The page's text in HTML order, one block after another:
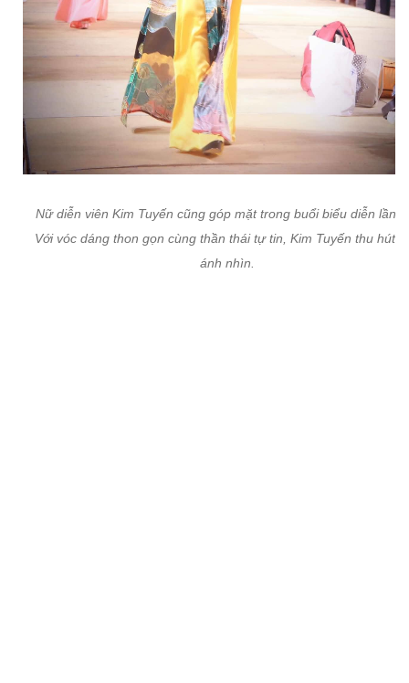
Nữ diễn viên Kim Tuyến cũng góp mặt trong buổi biểu diễn lần
Với vóc dáng thon gọn cùng thần thái tự tin, Kim Tuyến thu hút
ánh nhìn.